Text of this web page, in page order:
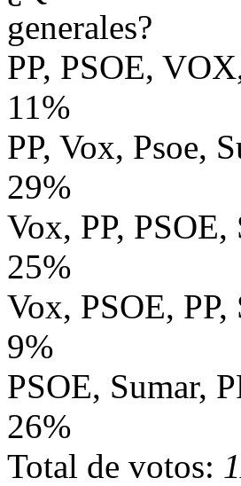
generales?
PP, PSOE,
11%
PP, Vox, Psoe,
29%
Vox, PP, PSOE,
25%
Vox, PSOE, PP,
9%
PSOE, Sumar,
26%
Total de votos: